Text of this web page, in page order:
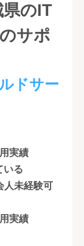
県のIT
サポ
ドサー
実績
いる
人未経験可
実績